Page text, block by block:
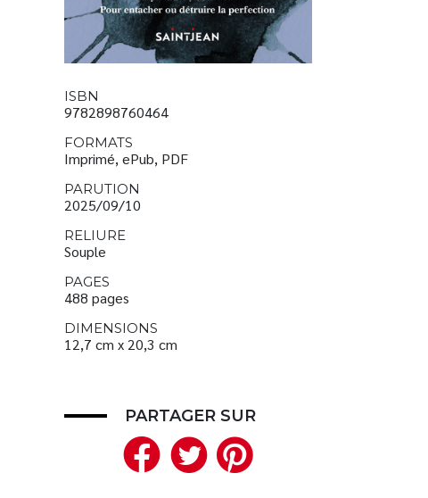
ISBN
9782898760464
FORMATS
Imprimé, ePub, PDF
PARUTION
2025/09/10
RELIURE
Souple
PAGES
488 pages
DIMENSIONS
12,7 cm x 20,3 cm
PARTAGER SUR
Facebook
Twitter